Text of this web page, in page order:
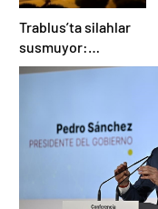
Trablus’ta silahlar
susmuyor:
Çatışmalar